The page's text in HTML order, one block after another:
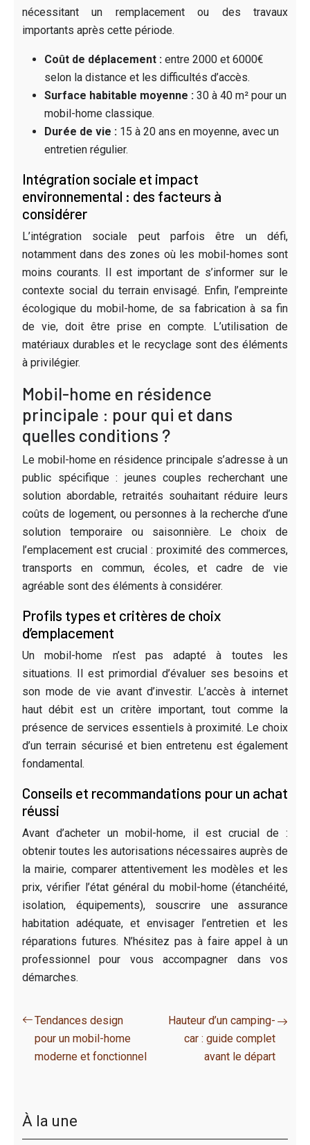
nécessitant un remplacement ou des travaux
importants après cette période.
Coût de déplacement : entre 2000 et 6000€
selon la distance et les difficultés d’accès.
Surface habitable moyenne : 30 à 40 m² pour un
mobil-home classique.
Durée de vie : 15 à 20 ans en moyenne, avec un
entretien régulier.
Intégration sociale et impact
environnemental : des facteurs à
considérer
L’intégration sociale peut parfois être un défi,
notamment dans des zones où les mobil-homes sont
moins courants. Il est important de s’informer sur le
contexte social du terrain envisagé. Enfin, l’empreinte
écologique du mobil-home, de sa fabrication à sa fin
de vie, doit être prise en compte. L’utilisation de
matériaux durables et le recyclage sont des éléments
à privilégier.
Mobil-home en résidence
principale : pour qui et dans
quelles conditions ?
Le mobil-home en résidence principale s’adresse à un
public spécifique : jeunes couples recherchant une
solution abordable, retraités souhaitant réduire leurs
coûts de logement, ou personnes à la recherche d’une
solution temporaire ou saisonnière. Le choix de
l’emplacement est crucial : proximité des commerces,
transports en commun, écoles, et cadre de vie
agréable sont des éléments à considérer.
Profils types et critères de choix
d’emplacement
Un mobil-home n’est pas adapté à toutes les
situations. Il est primordial d’évaluer ses besoins et
son mode de vie avant d’investir. L’accès à internet
haut débit est un critère important, tout comme la
présence de services essentiels à proximité. Le choix
d’un terrain sécurisé et bien entretenu est également
fondamental.
Conseils et recommandations pour un achat
réussi
Avant d’acheter un mobil-home, il est crucial de :
obtenir toutes les autorisations nécessaires auprès de
la mairie, comparer attentivement les modèles et les
prix, vérifier l’état général du mobil-home (étanchéité,
isolation, équipements), souscrire une assurance
habitation adéquate, et envisager l’entretien et les
réparations futures. N’hésitez pas à faire appel à un
professionnel pour vous accompagner dans vos
démarches.
Tendances design
pour un mobil-home
moderne et fonctionnel
Hauteur d’un camping-
car : guide complet
avant le départ
À la une